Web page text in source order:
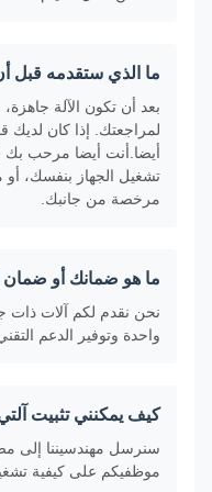
ما الذي ستقدمه قبل أن
بعد أن تكون الآلة جاهزة،
لمراجعتك. إذا كان لديك
أيضا.أنت أيضا مرحب بك أن
تشغيل الجهاز بنفسك، أو من
مرخصة من جانبك.
ما هو ضمانك أو ضمان
نحن نقدم لكم آلات ذات
واحدة وتوفير الدعم التقني
كيف يمكنني تثبيت آلتي
سنرسل مهندسيننا إلى
موظفيكم على كيفية تشغيل